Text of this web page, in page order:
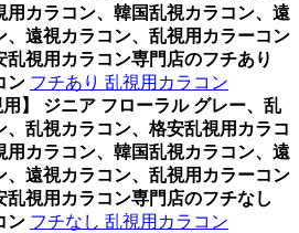
用カラコン、韓国乱視カラコン、遠
、遠視カラコン、乱視用カラーコン
乱視用カラコン専門店のフチあり
ン フチあり 乱視用カラコン
用】 ジニア フローラル グレー、乱
、乱視カラコン、格安乱視用カラコ
用カラコン、韓国乱視カラコン、遠
、遠視カラコン、乱視用カラーコン
乱視用カラコン専門店のフチなし
ン フチなし 乱視用カラコン